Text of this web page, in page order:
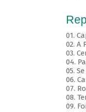
01.
02. A
03.
04.
05.
06.
07.
08.
09.